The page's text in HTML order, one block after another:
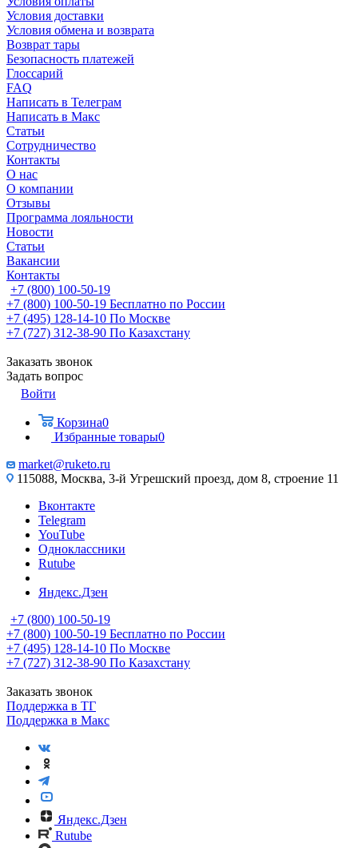
Условия доставки
Условия обмена и возврата
Возврат тары
Безопасность платежей
Глоссарий
FAQ
Написать в Телеграм
Написать в Макс
Статьи
Сотрудничество
Контакты
О нас
О компании
Отзывы
Программа лояльности
Новости
Статьи
Вакансии
Контакты
+7 (800) 100-50-19
+7 (800) 100-50-19 Бесплатно по России
+7 (495) 128-14-10 По Москве
+7 (727) 312-38-90 По Казахстану
Заказать звонок
Задать вопрос
Войти
Корзина0
Избранные товары0
market@ruketo.ru
115088, Москва, 3-й Угрешский проезд, дом 8, строение 11
Вконтакте
Telegram
YouTube
Одноклассники
Rutube
Яндекс.Дзен
+7 (800) 100-50-19
+7 (800) 100-50-19 Бесплатно по России
+7 (495) 128-14-10 По Москве
+7 (727) 312-38-90 По Казахстану
Заказать звонок
Поддержка в ТГ
Поддержка в Макс
Яндекс.Дзен
Rutube